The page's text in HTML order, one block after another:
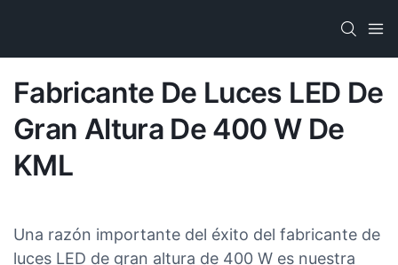
Fabricante De Luces LED De
Gran Altura De 400 W De
KML
Una razón importante del éxito del fabricante de
luces LED de gran altura de 400 W es nuestra